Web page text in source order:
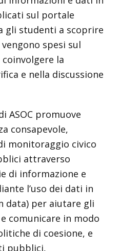
sul portale
gli studenti a scoprire
spesi sul
la
e nella discussione
ASOC promuove
consapevole,
monitoraggio civico
attraverso
di informazione e
l’uso dei dati in
data) per aiutare gli
comunicare in modo
di coesione, e
pubblici,